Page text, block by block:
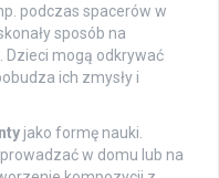
podczas spacerów w
sposób na
mogą odkrywać
ich zmysły i
jako formę nauki.
w domu lub na